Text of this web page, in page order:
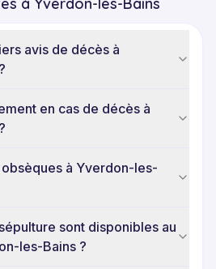
avis de décès à
en cas de décès à
à Yverdon-les-
sont disponibles au
les-Bains ?